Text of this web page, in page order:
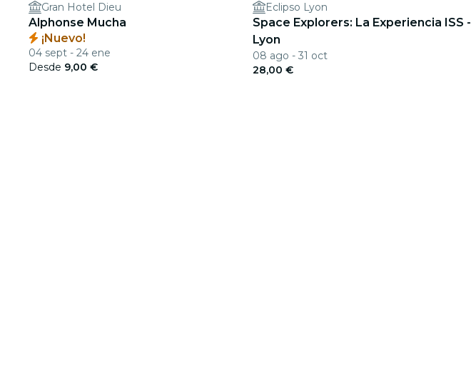
Gran Hotel Dieu
Alphonse Mucha
¡Nuevo!
04 sept - 24 ene
Desde 9,00 €
Eclipso Lyon
Space Explorers: La Experiencia ISS -
Lyon
08 ago - 31 oct
28,00 €